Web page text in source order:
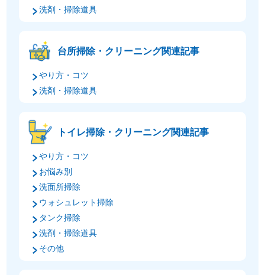
洗剤・掃除道具
台所掃除・クリーニング関連記事
やり方・コツ
洗剤・掃除道具
トイレ掃除・クリーニング関連記事
やり方・コツ
お悩み別
洗面所掃除
ウォシュレット掃除
タンク掃除
洗剤・掃除道具
その他